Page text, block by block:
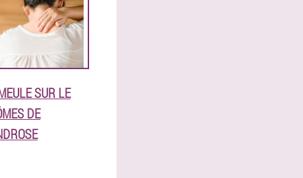
SUR LE
DE